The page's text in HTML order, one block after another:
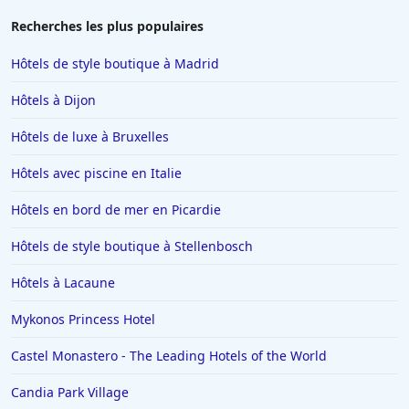
Hôtels à Salou
Hôtels à Giverny
Hôtels à Saint-Remy-de-Provence
Hôtels à Chambéry
Hôtels à Tignes
Hôtels en Italie
Hôtels à Miami
Hôtels à Megève
Recherches les plus populaires
Hôtels de style boutique à Madrid
Hôtels à Dijon
Hôtels de luxe à Bruxelles
Hôtels avec piscine en Italie
Hôtels en bord de mer en Picardie
Hôtels de style boutique à Stellenbosch
Hôtels à Lacaune
Mykonos Princess Hotel
Castel Monastero - The Leading Hotels of the World
Candia Park Village